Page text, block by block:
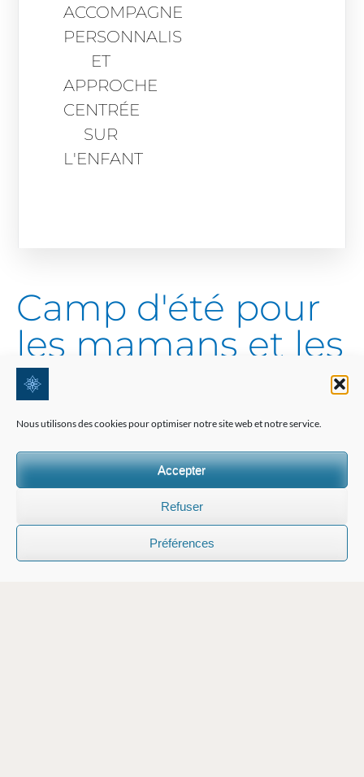
Nous utilisons des cookies pour optimiser notre site web et notre service.
Accepter
Refuser
Préférences
ACCOMPAGNEMENT
PERSONNALISÉ
ET
APPROCHE
CENTRÉE
SUR
L'ENFANT
Camp d'été pour
les mamans et les
papas